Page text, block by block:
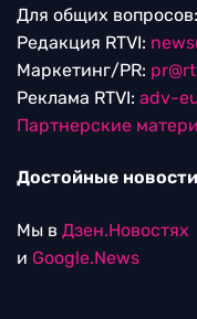
Для общих вопросов:
Редакция RTVI:
Маркетинг/PR:
Реклама RTVI: adv-
Партнерские
Достойные новости
Мы в Дзен.Новостях
и Google.News